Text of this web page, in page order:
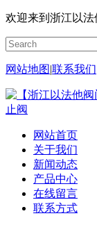
欢迎来到浙江以法
网站地图|联系我们
网站首页
关于我们
新闻动态
产品中心
在线留言
联系方式